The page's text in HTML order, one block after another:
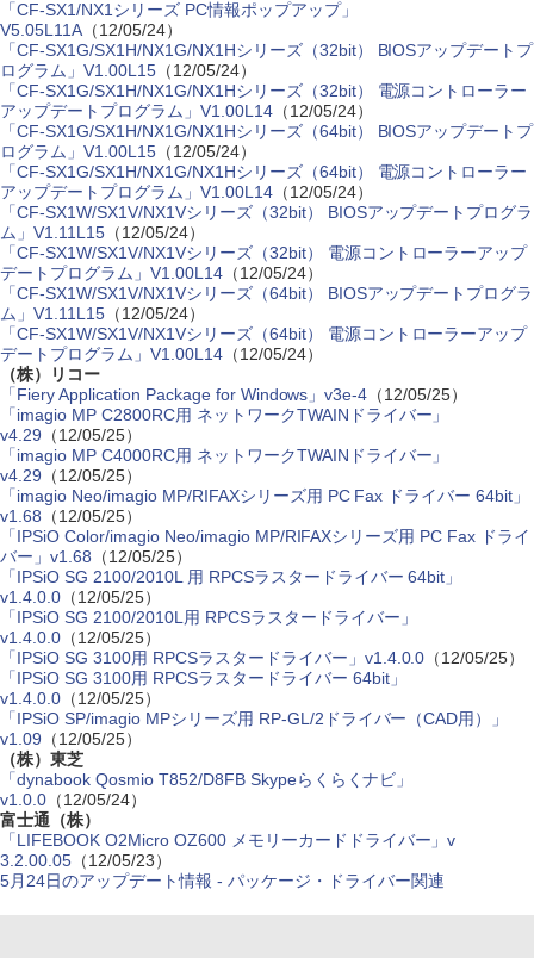
「CF-SX1/NX1シリーズ PC情報ポップアップ」
V5.05L11A（12/05/24）
「CF-SX1G/SX1H/NX1G/NX1Hシリーズ（32bit） BIOSアップデートプ
ログラム」V1.00L15（12/05/24）
「CF-SX1G/SX1H/NX1G/NX1Hシリーズ（32bit） 電源コントローラー
アップデートプログラム」V1.00L14（12/05/24）
「CF-SX1G/SX1H/NX1G/NX1Hシリーズ（64bit） BIOSアップデートプ
ログラム」V1.00L15（12/05/24）
「CF-SX1G/SX1H/NX1G/NX1Hシリーズ（64bit） 電源コントローラー
アップデートプログラム」V1.00L14（12/05/24）
「CF-SX1W/SX1V/NX1Vシリーズ（32bit） BIOSアップデートプログラ
ム」V1.11L15（12/05/24）
「CF-SX1W/SX1V/NX1Vシリーズ（32bit） 電源コントローラーアップ
デートプログラム」V1.00L14（12/05/24）
「CF-SX1W/SX1V/NX1Vシリーズ（64bit） BIOSアップデートプログラ
ム」V1.11L15（12/05/24）
「CF-SX1W/SX1V/NX1Vシリーズ（64bit） 電源コントローラーアップ
デートプログラム」V1.00L14（12/05/24）
（株）リコー
「Fiery Application Package for Windows」v3e-4 （12/05/25）
「imagio MP C2800RC用 ネットワークTWAINドライバー」
v4.29 （12/05/25）
「imagio MP C4000RC用 ネットワークTWAINドライバー」
v4.29 （12/05/25）
「imagio Neo/imagio MP/RIFAXシリーズ用 PC Fax ドライバー 64bit」
v1.68 （12/05/25）
「IPSiO Color/imagio Neo/imagio MP/RIFAXシリーズ用 PC Fax ドライ
バー」v1.68 （12/05/25）
「IPSiO SG 2100/2010L 用 RPCSラスタードライバー 64bit」
v1.4.0.0（12/05/25）
「IPSiO SG 2100/2010L用 RPCSラスタードライバー」
v1.4.0.0（12/05/25）
「IPSiO SG 3100用 RPCSラスタードライバー」v1.4.0.0 （12/05/25）
「IPSiO SG 3100用 RPCSラスタードライバー 64bit」
v1.4.0.0（12/05/25）
「IPSiO SP/imagio MPシリーズ用 RP-GL/2ドライバー（CAD用）」
v1.09 （12/05/25）
（株）東芝
「dynabook Qosmio T852/D8FB Skypeらくらくナビ」
v1.0.0（12/05/24）
富士通（株）
「LIFEBOOK O2Micro OZ600 メモリーカードドライバー」v
3.2.00.05（12/05/23）
5月24日のアップデート情報 - パッケージ・ドライバー関連